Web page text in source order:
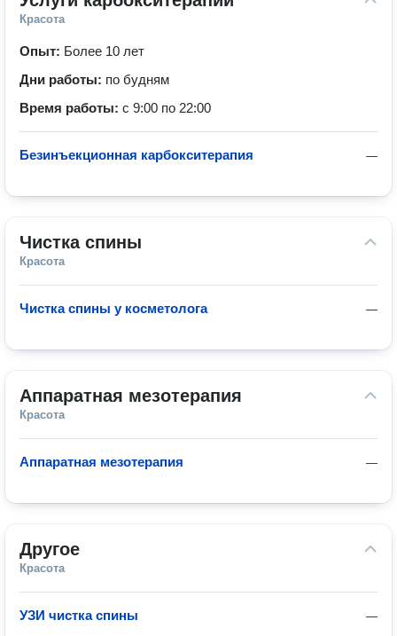
Красота
Опыт: Более 10 лет
Дни работы: по будням
Время работы: с 9:00 по 22:00
—
Безинъекционная карбокситерапия
Чистка спины
Красота
—
Чистка спины у косметолога
Аппаратная мезотерапия
Красота
—
Аппаратная мезотерапия
Другое
Красота
—
УЗИ чистка спины